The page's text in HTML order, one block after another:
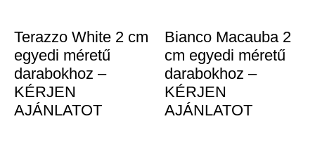
Terazzo White 2 cm
egyedi méretű
darabokhoz –
KÉRJEN
AJÁNLATOT
Bianco Macauba 2
cm egyedi méretű
darabokhoz –
KÉRJEN
AJÁNLATOT